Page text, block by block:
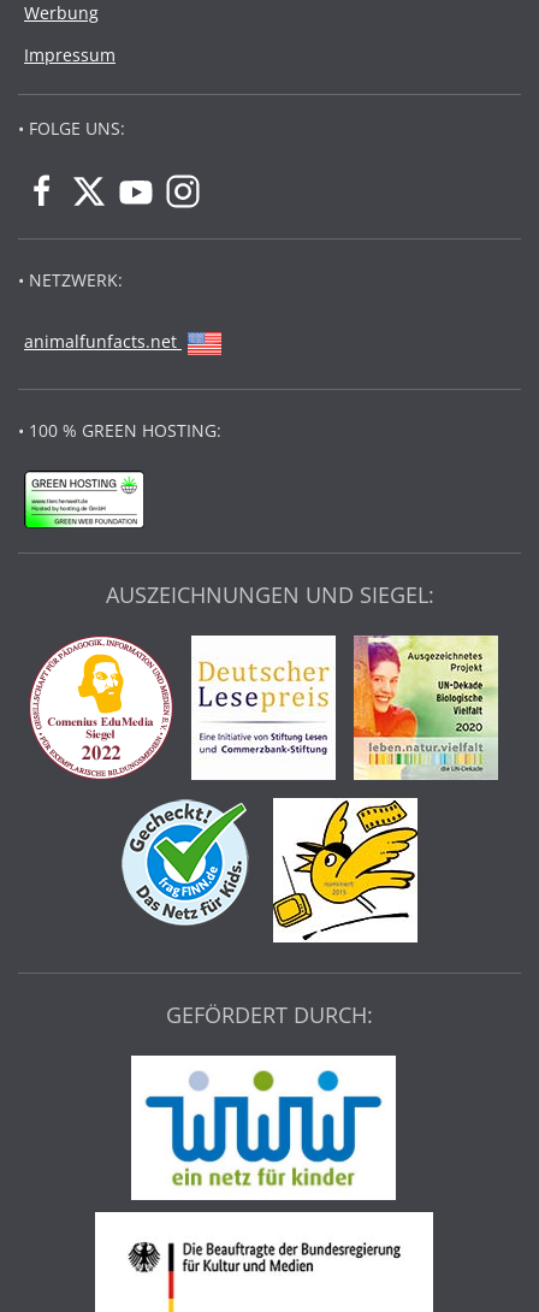
Werbung
Impressum
• FOLGE UNS:
• NETZWERK:
animalfunfacts.net
• 100 % GREEN HOSTING:
AUSZEICHNUNGEN UND SIEGEL:
GEFÖRDERT DURCH: